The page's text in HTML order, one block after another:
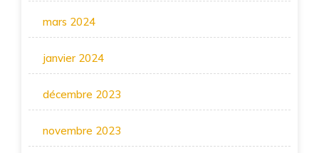
mars 2024
janvier 2024
décembre 2023
novembre 2023